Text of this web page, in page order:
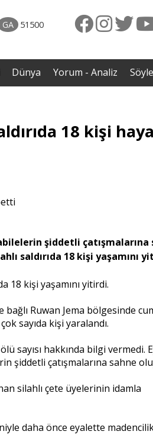
GA 51500
Dünya Yorum - Analiz
18 kişi
şiddetli çatışmalarına
saldırıda 18 kişi yaşamını
18 kişi yaşamını yitirdi.
Ruwan Jema bölgesinde
sayıda kişi yaralandı.
sayısı hakkında bilgi vermedi.
şiddetli çatışmalarına sahne
silahlı çete üyelerinin idamla
daha önce eyalette